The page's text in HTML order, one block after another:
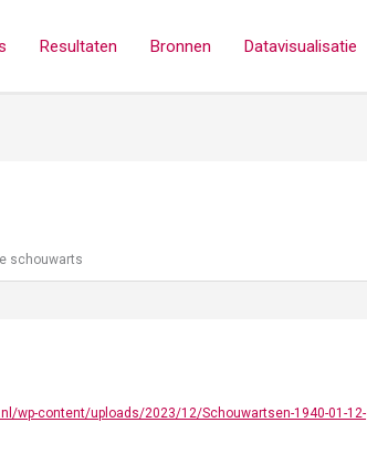
Resultaten Bronnen Datavisualisatie
schouwarts
wp-content/uploads/2023/12/Schouwartsen-1940-01-12-